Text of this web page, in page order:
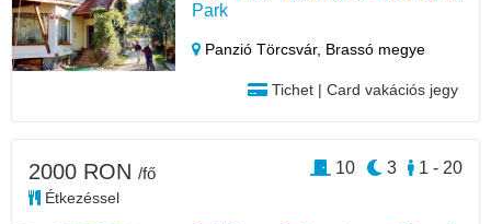
Park
Panzió Törcsvár, Brassó megye
Tichet | Card vakációs jegy
2000 RON /fő
Étkezéssel
1 - 20
3
10